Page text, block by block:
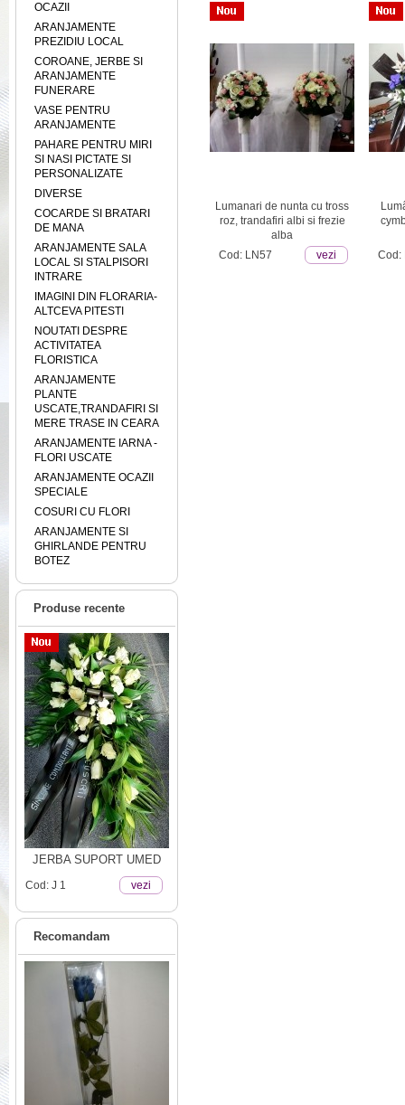
OCAZII
ARANJAMENTE
PREZIDIU LOCAL
COROANE, JERBE SI
ARANJAMENTE
FUNERARE
VASE PENTRU
ARANJAMENTE
PAHARE PENTRU MIRI
SI NASI PICTATE SI
PERSONALIZATE
DIVERSE
COCARDE SI BRATARI
DE MANA
ARANJAMENTE SALA
LOCAL SI STALPISORI
INTRARE
IMAGINI DIN FLORARIA-
ALTCEVA PITESTI
NOUTATI DESPRE
ACTIVITATEA
FLORISTICA
ARANJAMENTE
PLANTE
USCATE,TRANDAFIRI SI
MERE TRASE IN CEARA
ARANJAMENTE IARNA -
FLORI USCATE
ARANJAMENTE OCAZII
SPECIALE
COSURI CU FLORI
ARANJAMENTE SI
GHIRLANDE PENTRU
BOTEZ
Produse recente
JERBA SUPORT UMED
Cod: J 1 vezi
Recomandam
TRANDAFIRI CREM SI
TROSS ROSU
Cod: LN1
Lumanari de nunta cu tross
roz, trandafiri albi si frezie
alba
Cod: LN57
vezi Cod: